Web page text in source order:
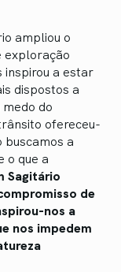
ampliou o
exploração
inspirou a estar
dispostos a
do
ofereceu-
a
o que a
Sagitário
de
nos a
nos impedem